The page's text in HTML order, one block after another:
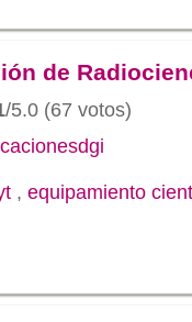
de
/5.0 (67 votos)
, equipamiento